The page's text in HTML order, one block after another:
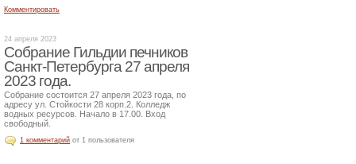
Комментировать
24 апреля 2023
Собрание Гильдии печников
Санкт-Петербурга 27 апреля
2023 года.
Собрание состоится 27 апреля 2023 года, по
адресу ул. Стойкости 28 корп.2. Колледж
водных ресурсов. Начало в 17.00. Вход
свободный.
1 комментарий от 1 пользователя